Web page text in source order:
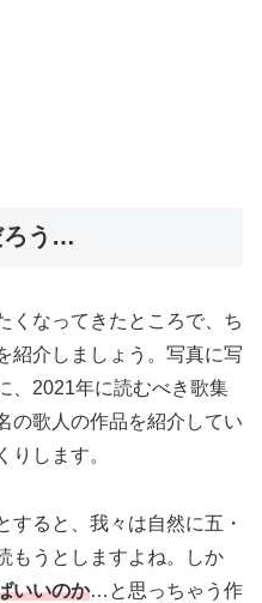
ろう…
なってきたところで、ち
紹介しましょう。写真に写
、2021年に読むべき歌集
の歌人の作品を紹介してい
します。
ると、我々は自然に五・
もうとしますよね。しか
いいのか…と思っちゃう作